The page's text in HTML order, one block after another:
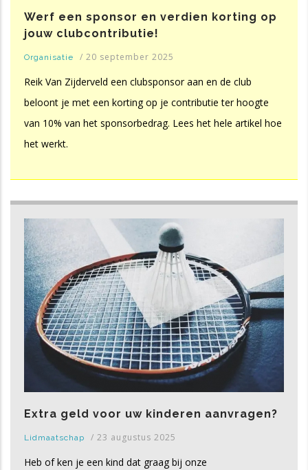
Werf een sponsor en verdien korting op
jouw clubcontributie!
Organisatie / 20 september 2025
Reik Van Zijderveld een clubsponsor aan en de club
beloont je met een korting op je contributie ter hoogte
van 10% van het sponsorbedrag. Lees het hele artikel hoe
het werkt.
Extra geld voor uw kinderen aanvragen?
Lidmaatschap / 23 augustus 2025
Heb of ken je een kind dat graag bij onze